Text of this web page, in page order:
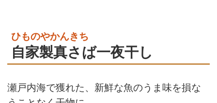
ひものやかんきち
自家製真さば一夜干し
瀬戸内海で獲れた、新鮮な魚のうま味を損な